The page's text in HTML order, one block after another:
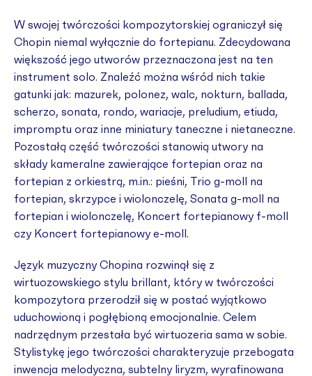
W swojej twórczości kompozytorskiej ograniczył się
Chopin niemal wyłącznie do fortepianu. Zdecydowana
większość jego utworów przeznaczona jest na ten
instrument solo. Znaleźć można wśród nich takie
gatunki jak: mazurek, polonez, walc, nokturn, ballada,
scherzo, sonata, rondo, wariacje, preludium, etiuda,
impromptu oraz inne miniatury taneczne i nietaneczne.
Pozostałą część twórczości stanowią utwory na
składy kameralne zawierające fortepian oraz na
fortepian z orkiestrą, m.in.: pieśni, Trio g-moll na
fortepian, skrzypce i wiolonczelę, Sonata g-moll na
fortepian i wiolonczelę, Koncert fortepianowy f-moll
czy Koncert fortepianowy e-moll.
Język muzyczny Chopina rozwinął się z
wirtuozowskiego stylu brillant, który w twórczości
kompozytora przerodził się w postać wyjątkowo
uduchowioną i pogłębioną emocjonalnie. Celem
nadrzędnym przestała być wirtuozeria sama w sobie.
Stylistykę jego twórczości charakteryzuje przebogata
inwencja melodyczna, subtelny liryzm, wyrafinowana